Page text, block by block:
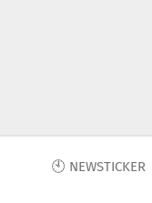
🕙 NEWSTICKER